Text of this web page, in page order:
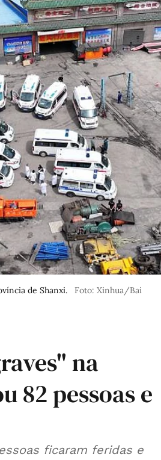
de Shanxi.
Foto: Xinhua/Bai
na
82 pessoas e
ficaram feridas e